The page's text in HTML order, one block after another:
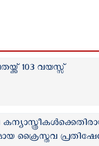
103 വയസ്സ്
ക്രൈസ്തവ